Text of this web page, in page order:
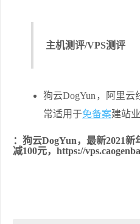
主机测评/VPS测评
狗云DogYun，阿里云
常适用于免备案建站
：狗云DogYun，最新2021
减100元，https://